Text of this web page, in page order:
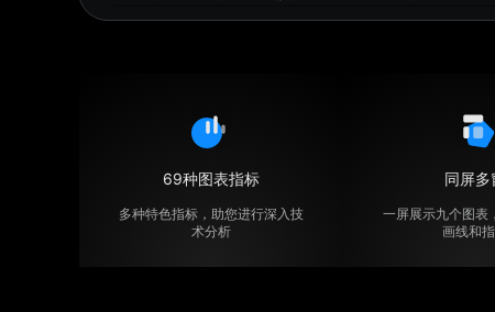
69种图表指标
多种特色指标，助您进行深入技
术分析
同屏多
一屏展示九个图表
画线和